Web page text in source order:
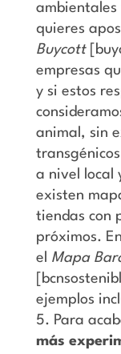
ambientales
quieres
Buycott
empresas
y si estos
animal, sin
a nivel local
existen
tiendas con
próximos.
el Mapa
ejemplos
Para
más